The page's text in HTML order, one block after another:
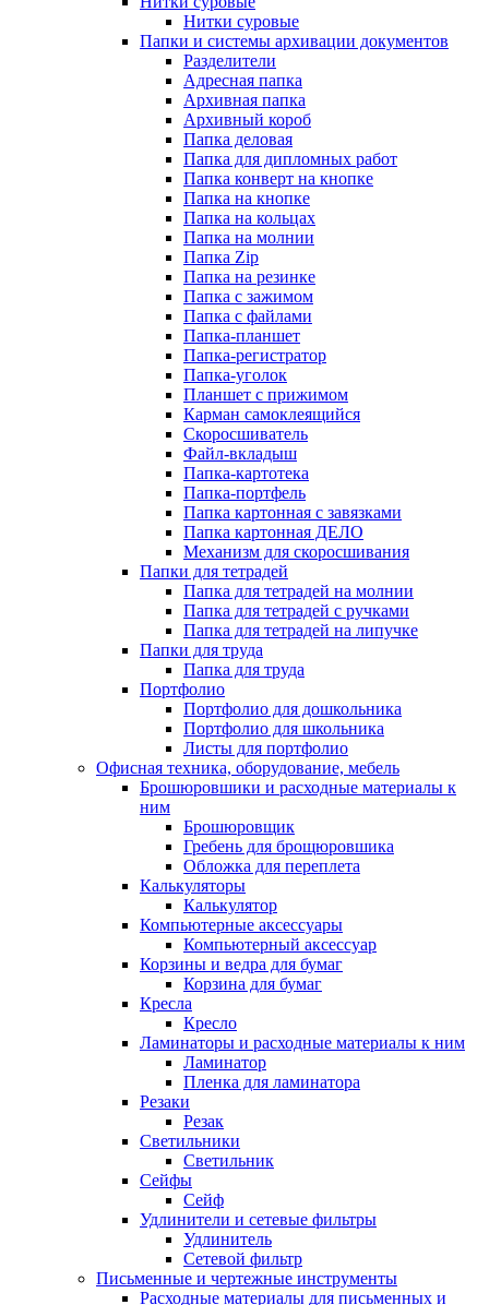
Нитки суровые
Папки и системы архивации документов
Разделители
Адресная папка
Архивная папка
Архивный короб
Папка деловая
Папка для дипломных работ
Папка конверт на кнопке
Папка на кнопке
Папка на кольцах
Папка на молнии
Папка Zip
Папка на резинке
Папка с зажимом
Папка с файлами
Папка-планшет
Папка-регистратор
Папка-уголок
Планшет с прижимом
Карман самоклеящийся
Скоросшиватель
Файл-вкладыш
Папка-картотека
Папка-портфель
Папка картонная с завязками
Папка картонная ДЕЛО
Механизм для скоросшивания
Папки для тетрадей
Папка для тетрадей на молнии
Папка для тетрадей с ручками
Папка для тетрадей на липучке
Папки для труда
Папка для труда
Портфолио
Портфолио для дошкольника
Портфолио для школьника
Листы для портфолио
Офисная техника, оборудование, мебель
Брошюровшики и расходные материалы к
ним
Брошюровщик
Гребень для брощюровшика
Обложка для переплета
Калькуляторы
Калькулятор
Компьютерные аксессуары
Компьютерный аксессуар
Корзины и ведра для бумаг
Корзина для бумаг
Кресла
Кресло
Ламинаторы и расходные материалы к ним
Ламинатор
Пленка для ламинатора
Резаки
Резак
Светильники
Светильник
Сейфы
Сейф
Удлинители и сетевые фильтры
Удлинитель
Сетевой фильтр
Письменные и чертежные инструменты
Расходные материалы для письменных и